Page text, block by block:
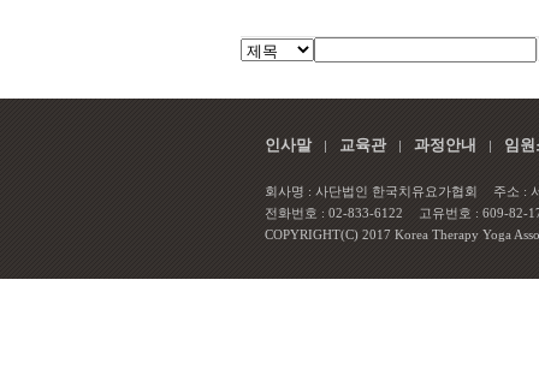
인사말 교육관 과정안내 임
회사명 : 사단법인 한국치유요가협회
주소 :
전화번호 : 02-833-6122
고유번호 : 609-82-
COPYRIGHT(C) 2017 Korea Therapy Yoga